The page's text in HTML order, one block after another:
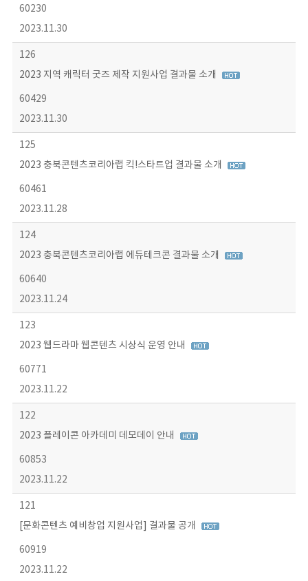
60230
2023.11.30
126
2023 지역 캐릭터 굿즈 제작 지원사업 결과물 소개
60429
2023.11.30
125
2023 충북콘텐츠코리아랩 킥!스타트업 결과물 소개
60461
2023.11.28
124
2023 충북콘텐츠코리아랩 에듀테크콘 결과물 소개
60640
2023.11.24
123
2023 웹드라마 웹콘텐츠 시상식 운영 안내
60771
2023.11.22
122
2023 플레이콘 아카데미 데모데이 안내
60853
2023.11.22
121
[문화콘텐츠 예비창업 지원사업] 결과물 공개
60919
2023.11.22